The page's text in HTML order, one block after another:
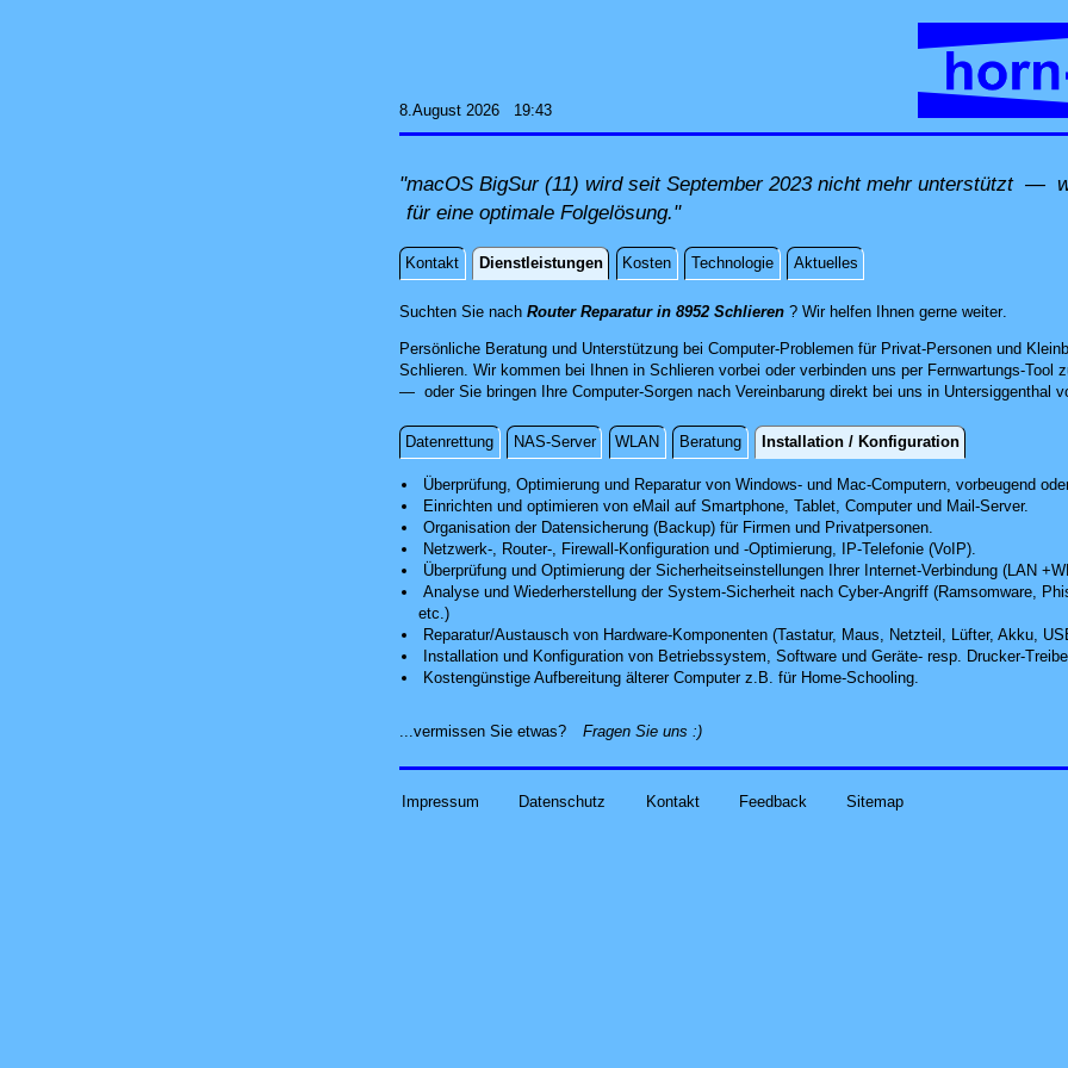
8.August 2026 19:43
"macOS BigSur (11) wird seit September 2023 nicht mehr unterstützt —
für eine optimale Folgelösung."
Kontakt Dienstleistungen Kosten Technologie Aktuelles
Dienstleistungen
Suchten Sie nach Router Reparatur in 8952 Schlieren? Wir helfen Ihnen gerne weiterdirekt
.
Persönliche Beratung und Unterstützung bei Computer-Problemen für Privat-Personen und
Schlieren. Wir kommen bei Ihnen in Schlieren vorbei oder verbinden uns per Fernwartungs-Tool
— oder Sie bringen Ihre Computer-Sorgen nach Vereinbarung direkt bei uns in Untersiggenthal
Datenrettung NAS-Server WLAN Beratung Installation / Konfiguration
Installation / Konfiguration
Überprüfung, Optimierung und Reparaturvon Windows- und Mac-Computern, vorbeugend
Einrichten und optimieren von eMail auf Smartphone, Tablet, Computerund Mail-Server.
Organisation der Datensicherung (Backup) für Firmen und Privatpersonen.
Netzwerk-, Router-, Firewall-Konfiguration und -Optimierung, IP-Telefonie (VoIP).
Überprüfung und Optimierung der Sicherheitseinstellungen Ihrer Internet-Verbindung (LAN
Analyseund Wiederherstellung der System-Sicherheit nach Cyber-Angriff(Ramsomware,
etc.)
Reparatur/Austausch von Hardware-Komponenten (Tastatur, Maus, Netzteil, Lüfter, Akku,
Installation und Konfiguration von Betriebssystem, Software und Geräte- resp. Drucker-
Kostengünstige Aufbereitung älterer Computer z.B. für Home-Schooling.
...vermissen Sie etwas? Fragen Sie uns alles zu Ihren Problemen und Sorgen rund um
:)
Impressum Datenschutz Kontakt Feedback Sitemap